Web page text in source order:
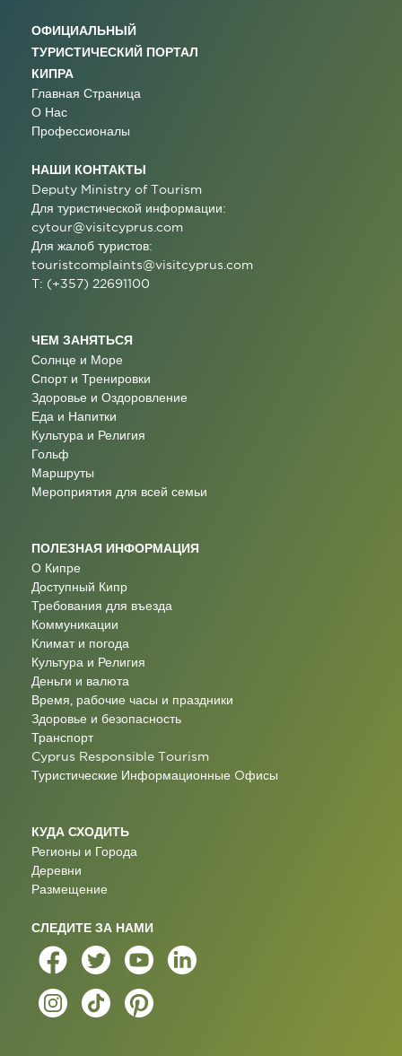
ОФИЦИАЛЬНЫЙ
ТУРИСТИЧЕСКИЙ ПОРТАЛ
КИПРА
Главная Страница
О Нас
Профессионалы
НАШИ КОНТАКТЫ
Deputy Ministry of Tourism
Для туристической информации:
cytour@visitcyprus.com
Для жалоб туристов:
touristcomplaints@visitcyprus.com
T: (+357) 22691100
ЧЕМ ЗАНЯТЬСЯ
Солнце и Море
Спорт и Тренировки
Здоровье и Оздоровление
Еда и Напитки
Культура и Религия
Гольф
Маршруты
Мероприятия для всей семьи
ПОЛЕЗНАЯ ИНФОРМАЦИЯ
О Кипре
Доступный Кипр
Требования для въезда
Коммуникации
Климат и погода
Культура и Религия
Деньги и валюта
Время, рабочие часы и праздники
Здоровье и безопасность
Транспорт
Cyprus Responsible Tourism
Туристические Информационные Oфисы
КУДА СХОДИТЬ
Регионы и Города
Деревни
Размещение
СЛЕДИТЕ ЗА НАМИ